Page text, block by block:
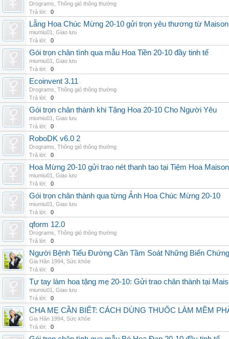
Drograms Thông gió thông thường
Trả lời:
0
Lẵng Hoa Chúc Mừng 20-10 gửi trọn yêu thương từ Maison
miumiu01
Giao lưu
Trả lời:
0
Gói trọn chân tình qua mẫu Hoa Tiền 20-10 đầy tinh tế
miumiu01
Giao lưu
Trả lời:
0
Ecoinvent 3.11
Drograms Thông gió thông thường
Trả lời:
0
Gói trọn chân thành khi Tặng Hoa 20-10 Cho Người Yêu
miumiu01
Giao lưu
Trả lời:
0
RoboDK v6.0 2
Drograms Thông gió thông thường
Trả lời:
0
Hoa Mừng 20-10 gửi trao nét thanh tao tại Tiệm Hoa Maison
miumiu01
Giao lưu
Trả lời:
0
Gói trọn chân thành qua từng Ảnh Hoa Chúc Mừng 20-10
miumiu01
Giao lưu
Trả lời:
0
qform 12.0
Drograms Thông gió thông thường
Trả lời:
0
Người Bệnh Tiểu Đường Cần Tầm Soát Những Biến
Gia Hân 1994 Sức khỏe
Trả lời:
0
Tự tay làm hoa tặng mẹ 20-10: Gửi trao chân thành tại
miumiu01
Giao lưu
Trả lời:
0
CHA MẸ CẦN BIẾT: CÁCH DÙNG THUỐC LÀM MỀM
Gia Hân 1994 Sức khỏe
Trả lời:
0